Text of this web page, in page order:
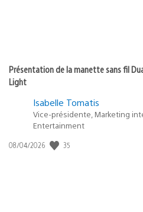
Présentation de la manette sans fil
Light
Isabelle Tomatis
Vice-présidente, Marketing
Entertainment
Date
08/04/2026 35